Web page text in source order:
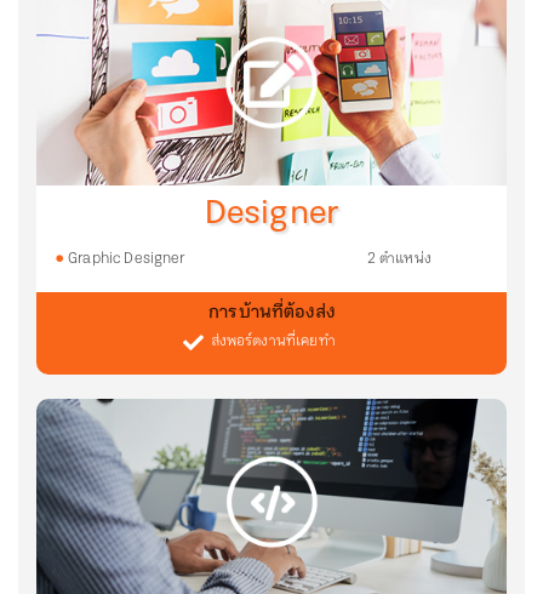
Designer
Graphic Designer 2 ตำแหน่ง
การบ้านที่ต้องส่ง
ส่งพอร์ตงานที่เคยทำ